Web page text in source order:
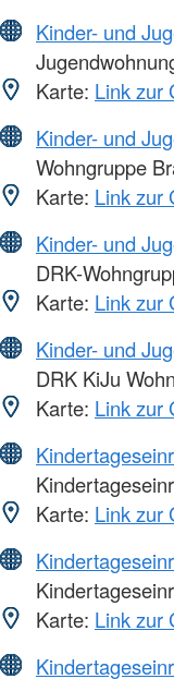
Kinder- und
Karte: Link zur
Kinder- und
Wohngruppe
Karte: Link zur
Kinder- und
DRK-
Karte: Link zur
Kinder- und
DRK KiJu
Karte: Link zur
Karte: Link zur
Karte: Link zur